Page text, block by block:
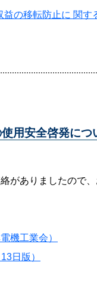
の移転防止に 関す
用安全啓発につ
がありましたので、
機工業会）
日版）